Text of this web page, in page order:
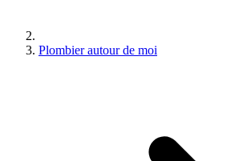
Plombier autour de moi